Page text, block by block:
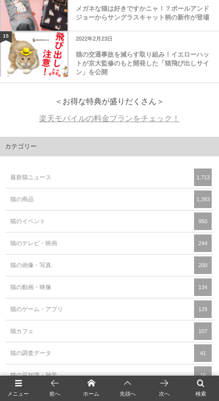
メガネな猫は好きですかニャ！？ポールアンド
ジョーからサングラスキャット柄の新作が登場
15 2022年2月23日
猫の交通事故を減らす取り組み！イエローハッ
トが京大監修のもと開発した「猫飛び出しサイ
ン」を公開
＜お得な特典が盛りだくさん＞
楽天モバイルの料金プランをチェック！
カテゴリー
最新猫ニュース 1,713
猫の商品 1,393
猫のイベント 950
猫のテレビ・映画 244
猫の画像・写真 200
猫の動画・映像 134
猫のゲーム・アプリ 129
猫カフェ 107
猫の調査データ 41
猫の豆知識・雑学 16
猫の商品レビュー 13
メニュー 検索
前へ ホーム 先頭へ 次へ